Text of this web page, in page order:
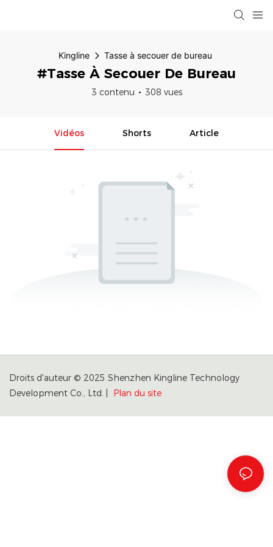
Kingline Tasse à secouer de bureau
#Tasse À Secouer De Bureau
3 contenu 308 vues
Vidéos Shorts Article
Droits d'auteur © 2025 Shenzhen Kingline Technology
Development Co., Ltd. |
Plan du site